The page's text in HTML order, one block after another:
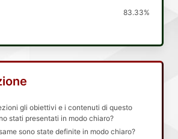
83.33%
gli obiettivi e i contenuti di questo
stati presentati in modo chiaro?
sono state definite in modo chiaro?